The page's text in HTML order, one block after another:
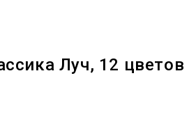
Луч, 12 цветов